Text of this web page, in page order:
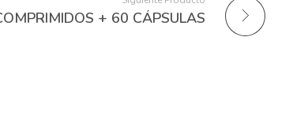
+ 60 CÁPSULAS